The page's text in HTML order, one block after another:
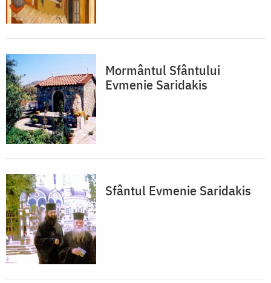
Mormântul Sfântului
Evmenie Saridakis
Sfântul Evmenie Saridakis